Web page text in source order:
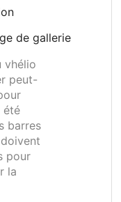
de gallerie
vhélio
peut-
été
barres
pour
la